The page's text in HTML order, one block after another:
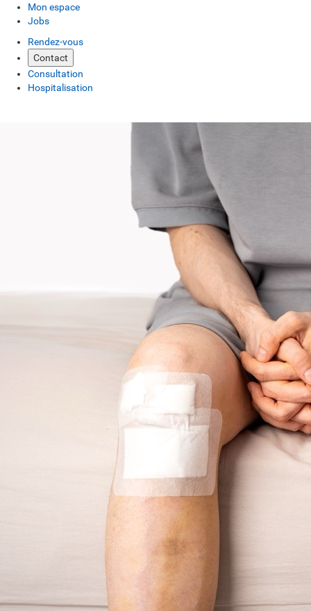
Mon espace
Jobs
Rendez-vous
Contact
Consultation
Hospitalisation